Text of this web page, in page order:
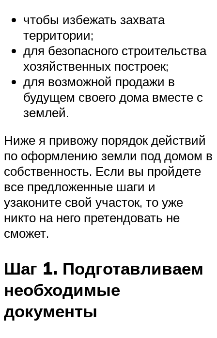
чтобы избежать захвата
территории;
для безопасного строительства
хозяйственных построек;
для возможной продажи в
будущем своего дома вместе с
землей.
Ниже я привожу порядок действий
по оформлению земли под домом в
собственность. Если вы пройдете
все предложенные шаги и
узаконите свой участок, то уже
никто на него претендовать не
сможет.
Шаг 1. Подготавливаем
необходимые
документы